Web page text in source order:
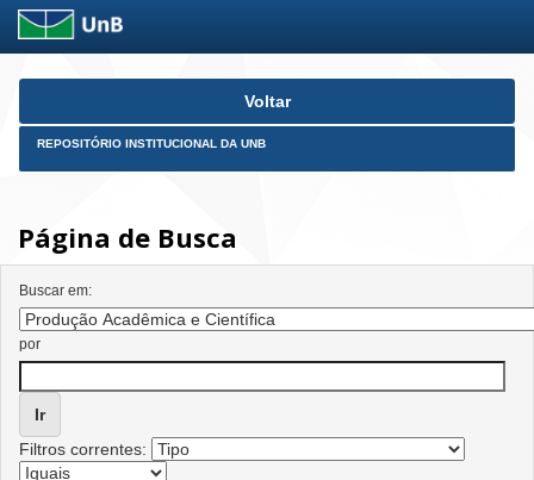
Skip
Voltar
REPOSITÓRIO INSTITUCIONAL DA UNB
Página de Busca
Buscar em:
por
Filtros correntes: